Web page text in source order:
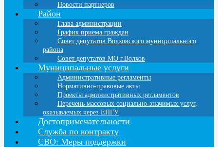
Новости партнеров
Район
Глава администрации
График приема граждан
Совет депутатов Волховского муниципального
района
Совет депутатов МО г.Волхов
Муниципальные услуги
Административные регламенты
Нормативно-правовые акты
Проекты административных регламентов
Перечень массовых социально-значимых услуг,
оказываемых через ЕПГУ
Достопримечательности
Служба по контракту
СВО: Меры поддержки